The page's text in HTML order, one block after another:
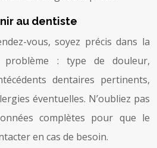
au dentiste
vous, soyez précis dans la
: type de douleur,
dentaires pertinents,
éventuelles. N’oubliez pas
complètes pour que le
en cas de besoin.